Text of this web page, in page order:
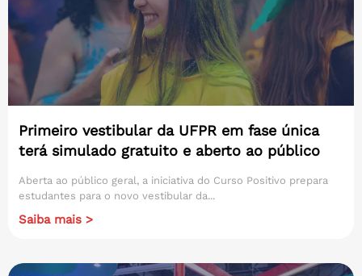
Primeiro vestibular da UFPR em fase única
terá simulado gratuito e aberto ao público
Aberta ao público geral, a iniciativa do Curso Positivo prepara
estudantes para o novo vestibular da...
Saiba mais >